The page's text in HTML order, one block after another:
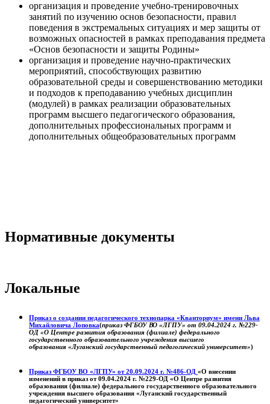
организация и проведение учебно-тренировочных
занятий по изучению основ безопасности, правил
поведения в экстремальных ситуациях и мер защиты от
возможных опасностей в рамках преподавания предмета
«Основ безопасности и защиты Родины»
организация и проведение научно-практических
мероприятий, способствующих развитию
образовательной среды и совершенствованию методики
и подходов к преподаванию учебных дисциплин
(модулей) в рамках реализации образовательных
программ высшего педагогического образования,
дополнительных профессиональных программ и
дополнительных общеобразовательных программ
Нормативные документы
Локальные
Приказ о создании педагогического технопарка «Кванториум» имени Льва
Михайловича Лоповка(приказ ФГБОУ ВО «ЛГПУ» от 09.04.2024 г. №229-
ОД «О Центре развития образования (филиале) федерального
государственного образовательного учреждения высшего
образования «Луганский государственный педагогический университет»)
Приказ ФГБОУ ВО «ЛГПУ» от 20.09.2024 г. №486-ОД «О внесении
изменений в приказ от 09.04.2024 г. №229-ОД «О Центре развития
образования (филиале) федерального государственного образовательного
учреждения высшего образования «Луганский государственный
педагогический университет»